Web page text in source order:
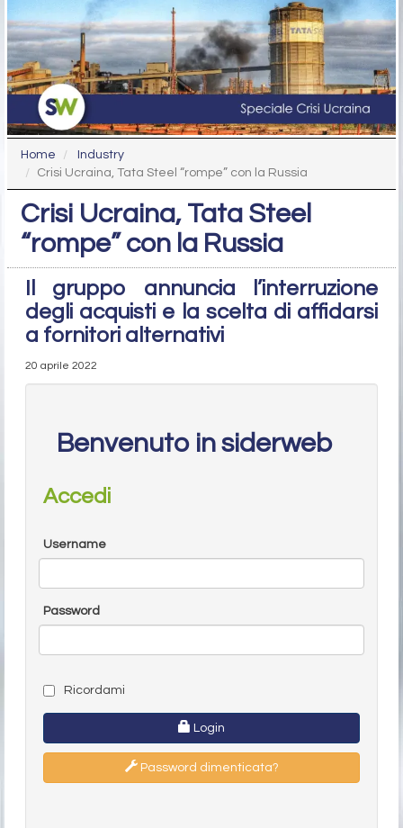
Home
Industry
Crisi Ucraina, Tata Steel “rompe” con la Russia
Crisi Ucraina, Tata Steel
“rompe” con la Russia
Il gruppo annuncia l’interruzione
degli acquisti e la scelta di affidarsi
a fornitori alternativi
20 aprile 2022
Benvenuto in siderweb
Accedi
Username
Password
Ricordami
Login
Password dimenticata?